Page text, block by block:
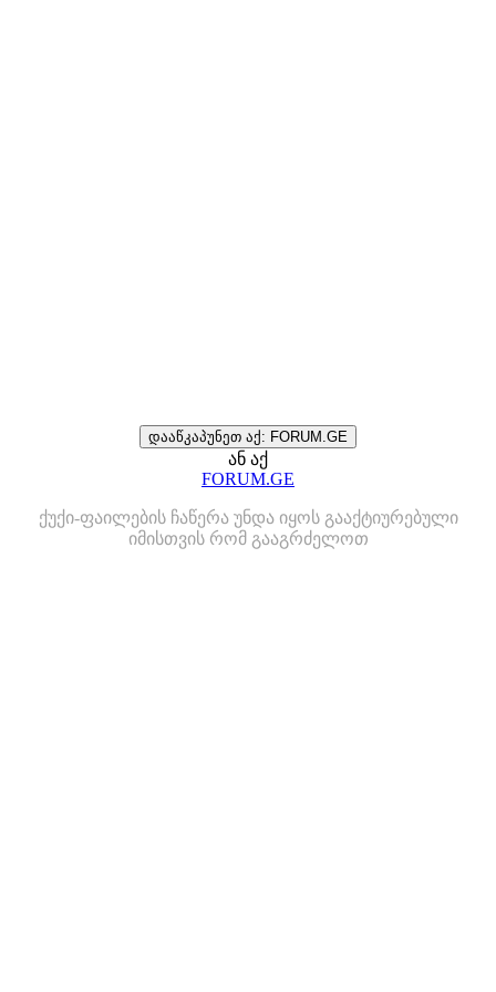
დააწკაპუნეთ აქ: FORUM.GE
ან აქ
FORUM.GE
ქუქი-ფაილების ჩაწერა უნდა იყოს გააქტიურებული
იმისთვის რომ გააგრძელოთ